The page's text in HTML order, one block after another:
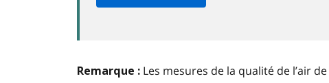
Remarque : Les mesures de la qualité de l’air